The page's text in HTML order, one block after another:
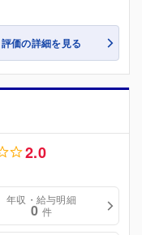
評価の詳細を見る
2.0
年収・給与明細
0 件